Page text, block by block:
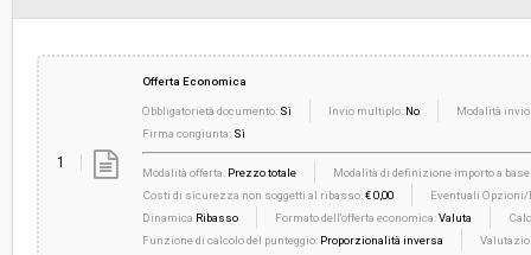
1
Offerta Economica
Obbligatorietà documento: Sì Invio multiplo: No
Modalità
Firma congiunta: Sì
Modalità offerta: Prezzo totale
Modalità di definizione importo a base
Costi di sicurezza non soggetti al ribasso:€ 0,00
Eventuali
Dinamica Ribasso Formato dell'offerta economica:Valuta
Funzione di calcolo del punteggio: Proporzionalità inversa